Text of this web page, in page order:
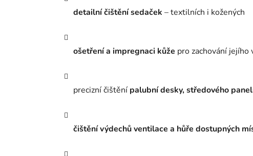
detailní čištění sedaček – textilních i kožených
ošetření a impregnaci kůže pro zachování jejího
precizní čištění palubní desky, středového
čištění výdechů ventilace a hůře dostupných